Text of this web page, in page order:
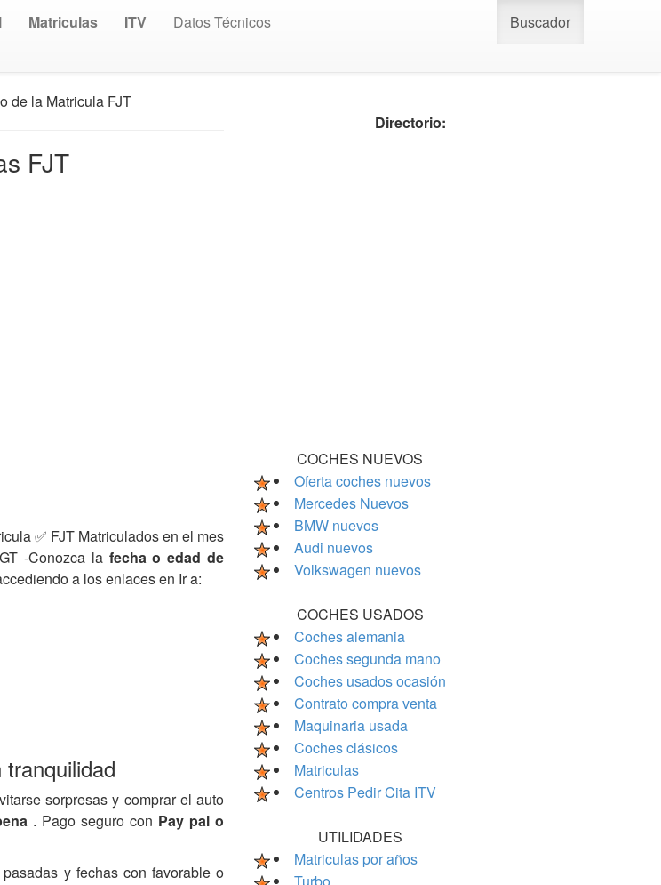
Matriculas ITV Datos Técnicos Buscador
de la Matricula FJT
FJT
✅ FJT Matriculados en el mes
-Conozca la fecha o edad de
a los enlaces en Ir a:
sorpresas y comprar el auto
. Pago seguro con Pay pal o
y fechas con favorable o
Directorio:
COCHES NUEVOS
Oferta coches nuevos
Mercedes Nuevos
BMW nuevos
Audi nuevos
Volkswagen nuevos
COCHES USADOS
Coches alemania
Coches segunda mano
Coches usados ocasión
Contrato compra venta
Maquinaria usada
Coches clásicos
Matriculas
Centros Pedir Cita ITV
UTILIDADES
Matriculas por años